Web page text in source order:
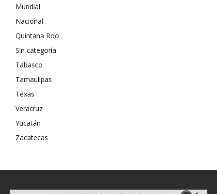
Mundial
Nacional
Quintana Roo
Sin categoría
Tabasco
Tamaulipas
Texas
Veracruz
Yucatán
Zacatecas